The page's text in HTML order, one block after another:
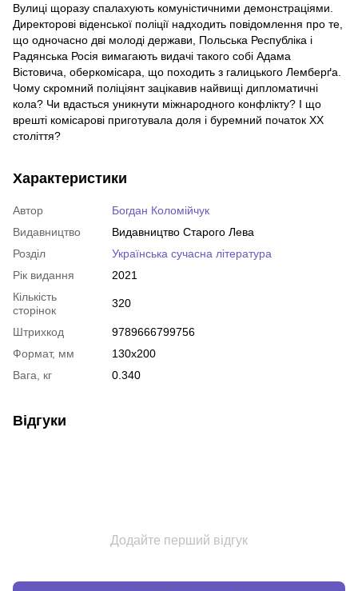
Вулиці щоразу спалахують комуністичними демонстраціями.
Директорові віденської поліції надходить повідомлення про те,
що одночасно дві молоді держави, Польська Республіка і
Радянська Росія вимагають видачі такого собі Адама
Вістовича, оберкомісара, що походить з галицького Лемберґа.
Чому скромний поліціянт зацікавив найвищі дипломатичні
кола? Чи вдасться уникнути міжнародного конфлікту? І що
врешті комісарові приготувала доля і буремний початок ХХ
століття?
Характеристики
Автор
Богдан Коломійчук
Видавництво
Видавництво Старого Лева
Розділ
Українська сучасна література
Рік видання
2021
Кількість
сторінок
320
Штрихкод
9789666799756
Формат, мм
130х200
Вага, кг
0.340
Відгуки
Додайте перший відгук